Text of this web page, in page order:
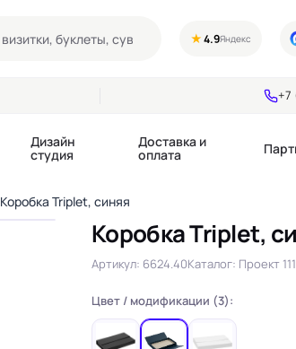
★4.9Яндекс
+7
Календари квартальные
Календари настольные
Календари Трио
Воблеры
Диспенсеры
Некхенгеры
Флажки бумажные
Ценники
Дизайн
студия
Доставка и
оплата
Коробка Triplet, синяя
›
1/4
Коробка Triplet,
Артикул: 6624.40Каталог: Проект 111
Цвет / модификации (3):